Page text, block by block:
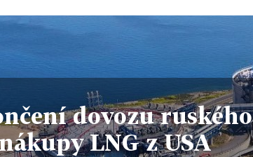
dovozu ruského
LNG z USA